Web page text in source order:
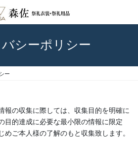
シーポリシー
ー
報の収集に際しては、収集目的を明確に
目的達成に必要な最小限の情報に限定
めご本人様の了解のもと収集致します。
石川のお祭り